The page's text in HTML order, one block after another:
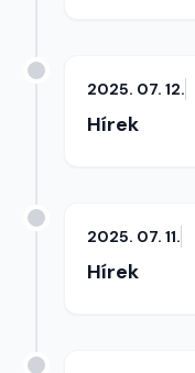
2025. 07. 12.
Hírek
2025. 07. 11.
Hírek